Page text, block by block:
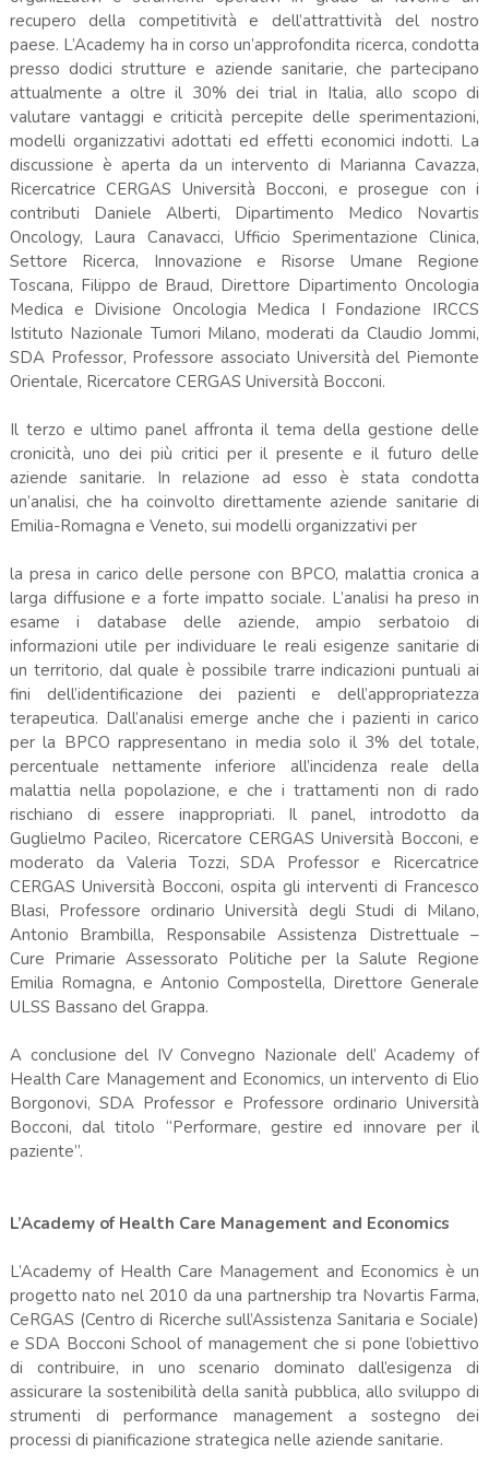
recupero della competitività e dell’attrattività del nostro
paese. L’Academy ha in corso un’approfondita ricerca, condotta
presso dodici strutture e aziende sanitarie, che partecipano
attualmente a oltre il 30% dei trial in Italia, allo scopo di
valutare vantaggi e criticità percepite delle sperimentazioni,
modelli organizzativi adottati ed effetti economici indotti. La
discussione è aperta da un intervento di Marianna Cavazza,
Ricercatrice CERGAS Università Bocconi, e prosegue con i
contributi Daniele Alberti, Dipartimento Medico Novartis
Oncology, Laura Canavacci, Ufficio Sperimentazione Clinica,
Settore Ricerca, Innovazione e Risorse Umane Regione
Toscana, Filippo de Braud, Direttore Dipartimento Oncologia
Medica e Divisione Oncologia Medica I Fondazione IRCCS
Istituto Nazionale Tumori Milano, moderati da Claudio Jommi,
SDA Professor, Professore associato Università del Piemonte
Orientale, Ricercatore CERGAS Università Bocconi.
Il terzo e ultimo panel affronta il tema della gestione delle
cronicità, uno dei più critici per il presente e il futuro delle
aziende sanitarie. In relazione ad esso è stata condotta
un’analisi, che ha coinvolto direttamente aziende sanitarie di
Emilia-Romagna e Veneto, sui modelli organizzativi per
la presa in carico delle persone con BPCO, malattia cronica a
larga diffusione e a forte impatto sociale. L’analisi ha preso in
esame i database delle aziende, ampio serbatoio di
informazioni utile per individuare le reali esigenze sanitarie di
un territorio, dal quale è possibile trarre indicazioni puntuali ai
fini dell’identificazione dei pazienti e dell’appropriatezza
terapeutica. Dall’analisi emerge anche che i pazienti in carico
per la BPCO rappresentano in media solo il 3% del totale,
percentuale nettamente inferiore all’incidenza reale della
malattia nella popolazione, e che i trattamenti non di rado
rischiano di essere inappropriati. Il panel, introdotto da
Guglielmo Pacileo, Ricercatore CERGAS Università Bocconi, e
moderato da Valeria Tozzi, SDA Professor e Ricercatrice
CERGAS Università Bocconi, ospita gli interventi di Francesco
Blasi, Professore ordinario Università degli Studi di Milano,
Antonio Brambilla, Responsabile Assistenza Distrettuale –
Cure Primarie Assessorato Politiche per la Salute Regione
Emilia Romagna, e Antonio Compostella, Direttore Generale
ULSS Bassano del Grappa.
A conclusione del IV Convegno Nazionale dell’ Academy of
Health Care Management and Economics, un intervento di Elio
Borgonovi, SDA Professor e Professore ordinario Università
Bocconi, dal titolo “Performare, gestire ed innovare per il
paziente”.
L’Academy of Health Care Management and Economics
L’Academy of Health Care Management and Economics è un
progetto nato nel 2010 da una partnership tra Novartis Farma,
CeRGAS (Centro di Ricerche sull’Assistenza Sanitaria e Sociale)
e SDA Bocconi School of management che si pone l’obiettivo
di contribuire, in uno scenario dominato dall’esigenza di
assicurare la sostenibilità della sanità pubblica, allo sviluppo di
strumenti di performance management a sostegno dei
processi di pianificazione strategica nelle aziende sanitarie.